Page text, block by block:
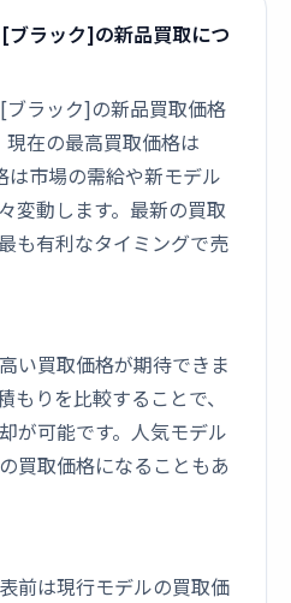
ラック]の新品買取につ
ラック]の新品買取価格
在の最高買取価格は
市場の需給や新モデル
変動します。最新の買取
も有利なタイミングで売
い買取価格が期待できま
もりを比較することで、
が可能です。人気モデル
買取価格になることもあ
前は現行モデルの買取価